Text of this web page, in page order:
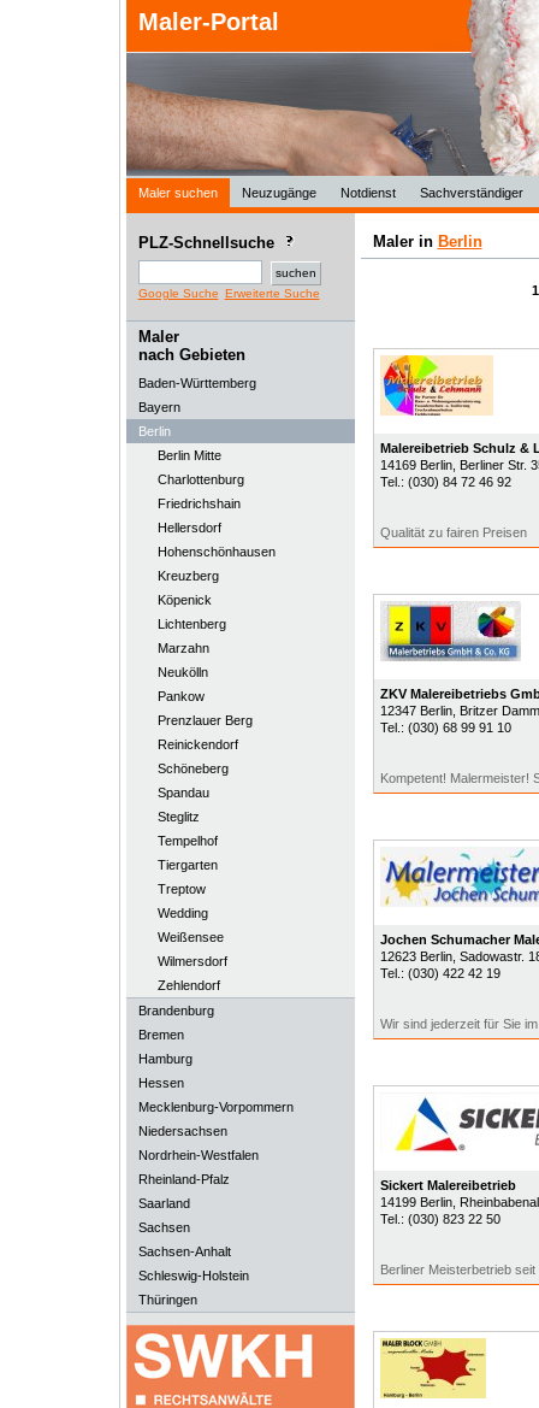
Maler-Portal
Maler suchen Neuzugänge Notdienst Sachverständiger
PLZ-Schnellsuche
Google Suche Erweiterte Suche
Maler
nach Gebieten
Baden-Württemberg
Bayern
Berlin
Berlin Mitte
Charlottenburg
Friedrichshain
Hellersdorf
Hohenschönhausen
Kreuzberg
Köpenick
Lichtenberg
Marzahn
Neukölln
Pankow
Prenzlauer Berg
Reinickendorf
Schöneberg
Spandau
Steglitz
Tempelhof
Tiergarten
Treptow
Wedding
Weißensee
Wilmersdorf
Zehlendorf
Brandenburg
Bremen
Hamburg
Hessen
Mecklenburg-Vorpommern
Niedersachsen
Nordrhein-Westfalen
Rheinland-Pfalz
Saarland
Sachsen
Sachsen-Anhalt
Schleswig-Holstein
Thüringen
Maler in Berlin
Malereibetrieb Schulz &
14169 Berlin, Berliner Str.
Tel.: (030) 84 72 46 92
Qualität zu fairen Preisen
ZKV Malereibetriebs
12347 Berlin, Britzer
Tel.: (030) 68 99 91 10
Kompetent! Malermeister!
Jochen Schumacher
12623 Berlin, Sadowastr.
Tel.: (030) 422 42 19
Wir sind jederzeit für Sie
Sickert Malereibetrieb
14199 Berlin,
Tel.: (030) 823 22 50
Berliner Meisterbetrieb seit